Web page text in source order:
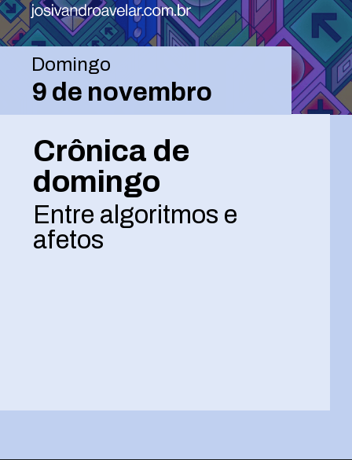
Crônica de
domingo
Entre algoritmos e
afetos
Domingo
9 de novembro